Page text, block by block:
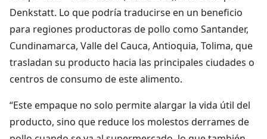
Denkstatt. Lo que podría traducirse en un beneficio
para regiones productoras de pollo como Santander,
Cundinamarca, Valle del Cauca, Antioquia, Tolima, que
trasladan su producto hacia las principales ciudades o
centros de consumo de este alimento.
“Este empaque no solo permite alargar la vida útil del
producto, sino que reduce los molestos derrames de